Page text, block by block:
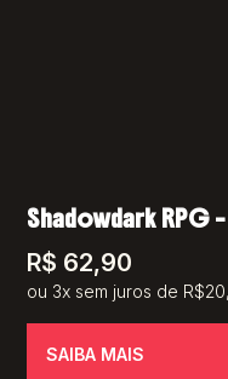
Shadowdark RPG
R$ 62,90
ou 3x sem juros de
SAIBA MAIS